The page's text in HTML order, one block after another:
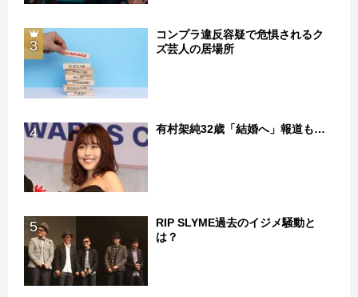
3
コンプラ違反容疑で危惧されるク
ズ芸人の居場所
4 有村架純32歳「結婚へ」報道も…
5
RIP SLYME過去のイジメ騒動と
は？